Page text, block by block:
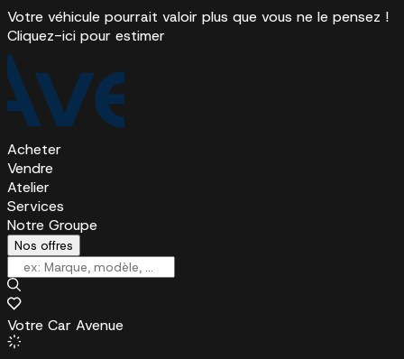
Votre véhicule pourrait valoir plus que vous ne le pensez !
Cliquez-ici pour estimer
Acheter
Vendre
Atelier
Services
Notre Groupe
Nos offres
Votre Car Avenue